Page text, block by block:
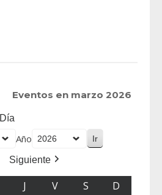
Eventos en marzo 2026
Día
Año
Siguiente
J V S
D